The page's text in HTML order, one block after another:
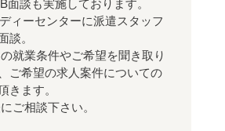
ィーセンターに派遣スタッフ
談。
条件やご希望を聞き取り
ご希望の求人案件についての
きます。
談下さい。